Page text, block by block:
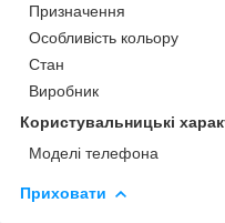
Призначення
Особливість кольору
Стан
Виробник
Користувальницькі
Моделі телефона
Приховати